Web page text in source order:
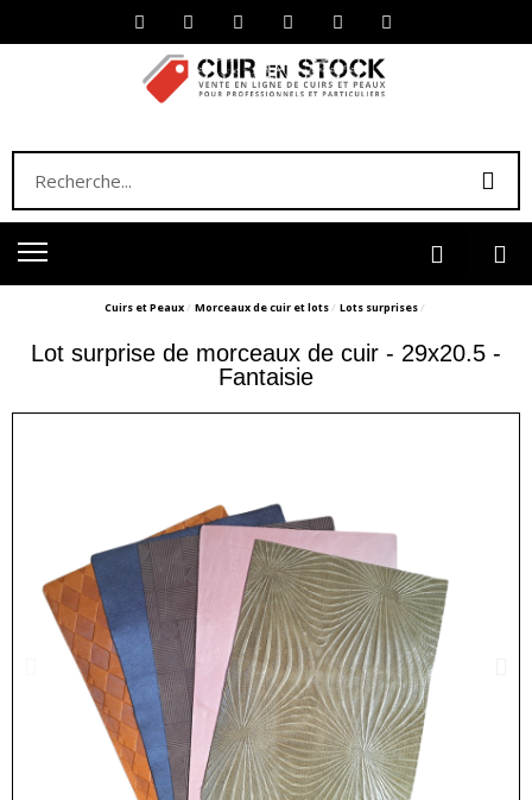
Cuirs et Peaux Morceaux de cuir et lots Lots surprises
Lot surprise de morceaux de cuir - 29x20.5 -
Fantaisie